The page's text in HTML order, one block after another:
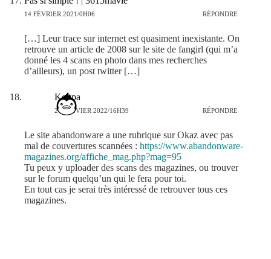
14 FÉVRIER 2021/0H06 RÉPONDRE
[…] Leur trace sur internet est quasiment inexistante. On
retrouve un article de 2008 sur le site de fangirl (qui m’a
donné les 4 scans en photo dans mes recherches
d’ailleurs), un post twitter […]
Koopa
24 JANVIER 2022/16H39 RÉPONDRE
Le site abandonware a une rubrique sur Okaz avec pas
mal de couvertures scannées : https://www.abandonware-
magazines.org/affiche_mag.php?mag=95
Tu peux y uploader des scans des magazines, ou trouver
sur le forum quelqu’un qui le fera pour toi.
En tout cas je serai très intéressé de retrouver tous ces
magazines.